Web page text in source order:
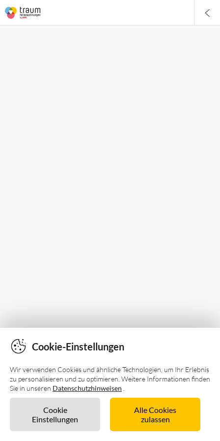
Unverbindlich anfragen
Cookie-Einstellungen
Wir verwenden Cookies und ähnliche Technologien, um Ihr Erlebnis
zu personalisieren und zu optimieren. Weitere Informationen finden
Sie in unseren Datenschutzhinweisen
Cookie
Einstellungen
Alle Cookies
zulassen